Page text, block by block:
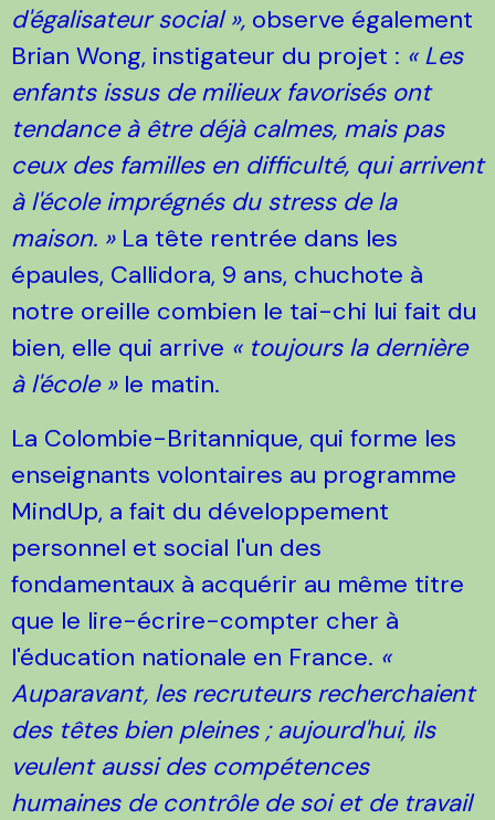
d'égalisateur social », observe également
Brian Wong, instigateur du projet : « Les
enfants issus de milieux favorisés ont
tendance à être déjà calmes, mais pas
ceux des familles en difficulté, qui arrivent
à l'école imprégnés du stress de la
maison. »La tête rentrée dans les
épaules, Callidora, 9 ans, chuchote à
notre oreille combien le tai-chi lui fait du
bien, elle qui arrive « toujours la dernière
à l'école »le matin.
La Colombie-Britannique, qui forme les
enseignants volontaires au programme
MindUp, a fait du développement
personnel et social l'un des
fondamentaux à acquérir au même titre
que le lire-écrire-compter cher à
l'éducation nationale en France. «
Auparavant, les recruteurs recherchaient
des têtes bien pleines ; aujourd'hui, ils
veulent aussi des compétences
humaines de contrôle de soi et de travail